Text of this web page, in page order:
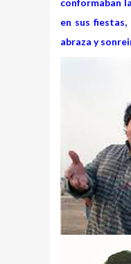
en sus
abraza y